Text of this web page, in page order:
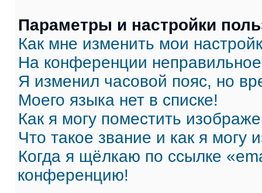
Параметры и настройки
Как мне изменить мои
На конференции
Я изменил часовой пояс, но
Моего языка нет в списке!
Как я могу поместить
Что такое звание и как я могу
Когда я щёлкаю по ссылке
конференцию!